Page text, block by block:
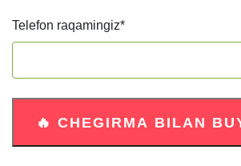
Telefon raqamingiz*